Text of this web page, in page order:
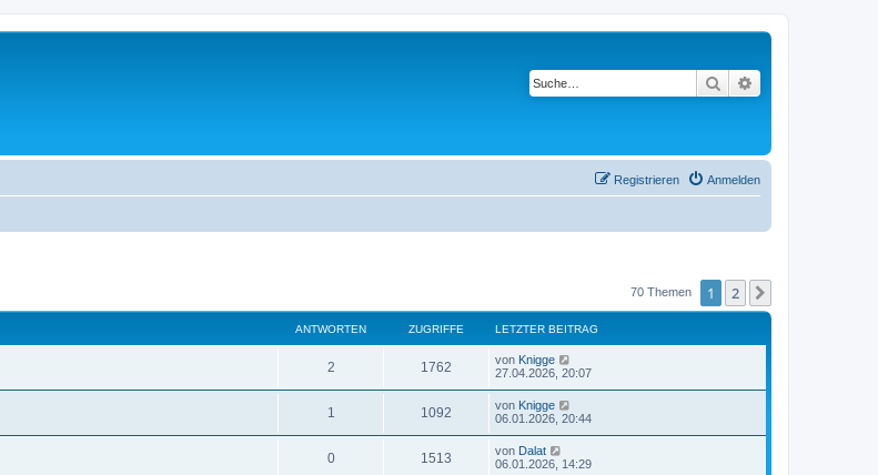
Suche
Anmelden
Registrieren
70 Themen 1 2
ANTWORTEN ZUGRIFFE LETZTER BEITRAG
2 1762 von Knigge
27.04.2026, 20:07
1 1092 von Knigge
06.01.2026, 20:44
0 1513 von Dalat
06.01.2026, 14:29